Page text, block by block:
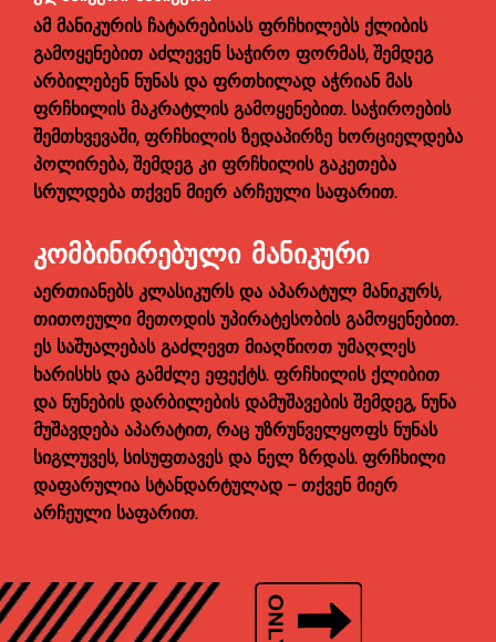
ამ მანიკურის ჩატარებისას ფრჩხილებს ქლიბის
გამოყენებით აძლევენ საჭირო ფორმას, შემდეგ
არბილებენ ნუნას და ფრთხილად აჭრიან მას
ფრჩხილის მაკრატლის გამოყენებით. საჭიროების
შემთხვევაში, ფრჩხილის ზედაპირზე ხორციელდება
პოლირება, შემდეგ კი ფრჩხილის გაკეთება
სრულდება თქვენ მიერ არჩეული საფარით.
ᲙᲝᲛᲑᲘᲜᲘᲠᲔᲑᲣᲚᲘ ᲛᲐᲜᲘᲙᲣᲠᲘ
აერთიანებს კლასიკურს და აპარატულ მანიკურს,
თითოეული მეთოდის უპირატესობის გამოყენებით.
ეს საშუალებას გაძლევთ მიაღწიოთ უმაღლეს
ხარისხს და გამძლე ეფექტს. ფრჩხილის ქლიბით
და ნუნების დარბილების დამუშავების შემდეგ, ნუნა
მუშავდება აპარატით, რაც უზრუნველყოფს ნუნას
სიგლუვეს, სისუფთავეს და ნელ ზრდას. ფრჩხილი
დაფარულია სტანდარტულად - თქვენ მიერ
არჩეული საფარით.